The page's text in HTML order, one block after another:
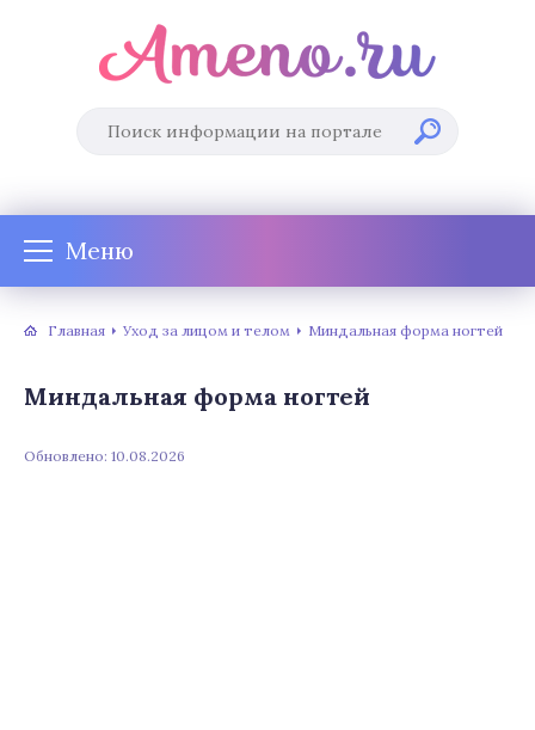
Меню
Главная Уход за лицом и телом Миндальная форма ногтей
Миндальная форма ногтей
Обновлено: 10.08.2026